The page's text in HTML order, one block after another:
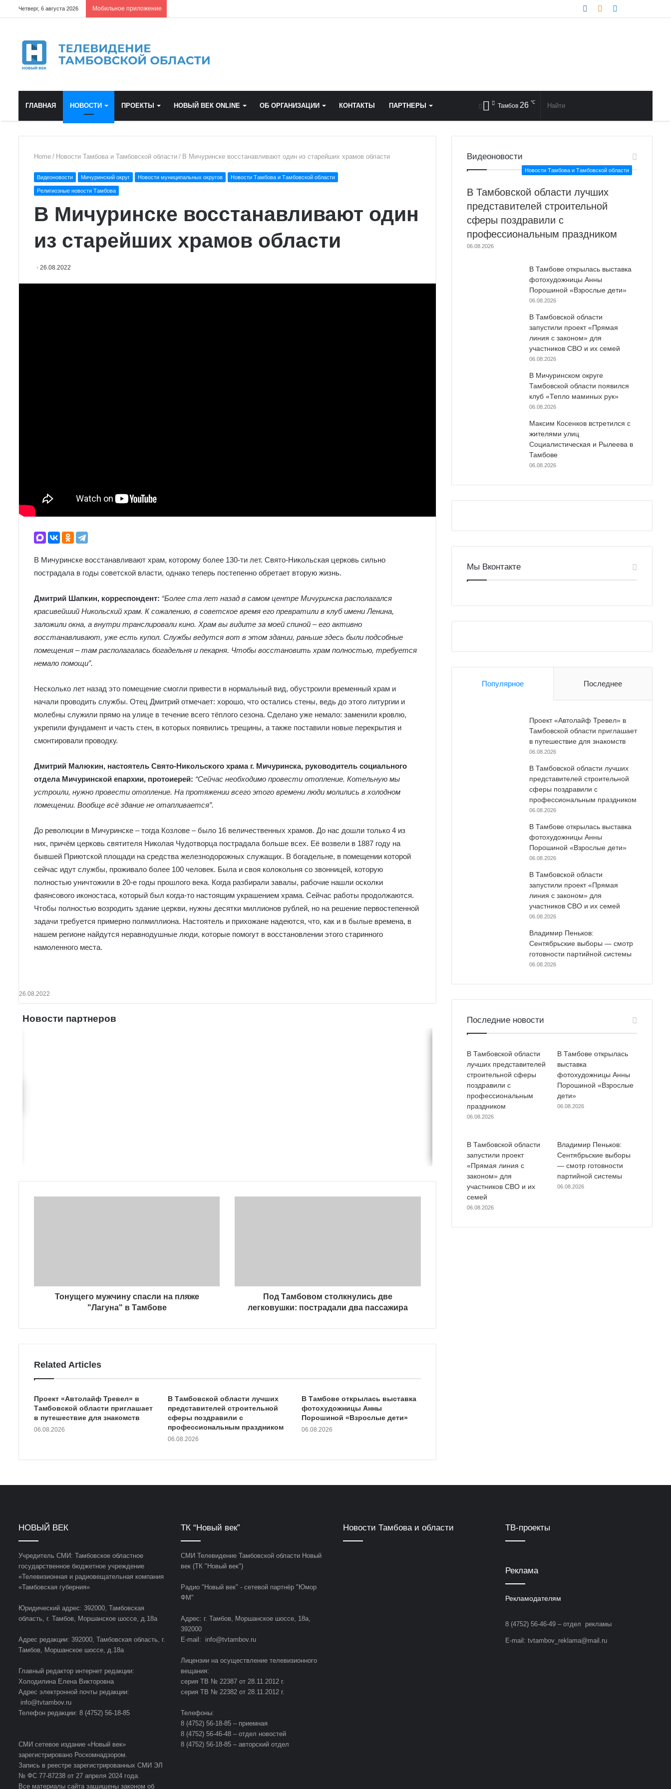
Четверг, 6 августа 2026 Мобильное приложение
ГЛАВНАЯ НОВОСТИ ПРОЕКТЫ НОВЫЙ ВЕК ONLINE ОБ ОРГАНИЗАЦИИ КОНТАКТЫ ПАРТНЕРЫ Тамбов 26 ℃
Home / Новости Тамбова и Тамбовской области / В Мичуринске восстанавливают один из старейших храмов области
Видеоновости Мичуринский округ Новости муниципальных округов Новости Тамбова и Тамбовской области
Религиозные новости Тамбова
В Мичуринске восстанавливают один
из старейших храмов области
26.08.2022
В Мичуринске восстанавливают храм, которому более 130-ти лет. Свято-Никольская церковь сильно
пострадала в годы советской власти, однако теперь постепенно обретает вторую жизнь.
Дмитрий Шапкин, корреспондент: “Более ста лет назад в самом центре Мичуринска располагался
красивейший Никольский храм. К сожалению, в советское время его превратили в клуб имени Ленина,
заложили окна, а внутри транслировали кино. Храм вы видите за моей спиной – его активно
восстанавливают, уже есть купол. Службы ведутся вот в этом здании, раньше здесь были подсобные
помещения – там располагалась богадельня и пекарня. Чтобы восстановить храм полностью, требуется
немало помощи”.
Несколько лет назад это помещение смогли привести в нормальный вид, обустроили временный храм и
начали проводить службы. Отец Дмитрий отмечает: хорошо, что остались стены, ведь до этого литургии и
молебны служили прямо на улице в течение всего тёплого сезона. Сделано уже немало: заменили кровлю,
укрепили фундамент и часть стен, в которых появились трещины, а также поставили новые перекрытия и
смонтировали проводку.
Дмитрий Малюкин, настоятель Свято-Никольского храма г. Мичуринска, руководитель социального
отдела Мичуринской епархии, протоиерей: “Сейчас необходимо провести отопление. Котельную мы
устроили, нужно провести отопление. На протяжении всего этого времени люди молились в холодном
помещении. Вообще всё здание не отапливается”.
До революции в Мичуринске – тогда Козлове – было 16 величественных храмов. До нас дошли только 4 из
них, причём церковь святителя Николая Чудотворца пострадала больше всех. Её возвели в 1887 году на
бывшей Приютской площади на средства железнодорожных служащих. В богадельне, в помещении которой
сейчас идут службы, проживало более 100 человек. Была и своя колокольня со звонницей, которую
полностью уничтожили в 20-е годы прошлого века. Когда разбирали завалы, рабочие нашли осколки
фаянсового иконостаса, который был когда-то настоящим украшением храма. Сейчас работы продолжаются.
Чтобы полностью возродить здание церкви, нужны десятки миллионов рублей, но на решение первостепенной
задачи требуется примерно полмиллиона. Настоятель и прихожане надеются, что, как и в былые времена, в
нашем регионе найдутся неравнодушные люди, которые помогут в восстановлении этого старинного
намоленного места.
26.08.2022
Новости партнеров
Тонущего мужчину спасли на пляже
"Лагуна" в Тамбове
Под Тамбовом столкнулись две
легковушки: пострадали два пассажира
Related Articles
Проект «Автолайф Тревел» в
Тамбовской области приглашает
в путешествие для знакомств
06.08.2026
В Тамбовской области лучших
представителей строительной
сферы поздравили с
профессиональным праздником
06.08.2026
В Тамбове открылась выставка
фотохудожницы Анны
Порошиной «Взрослые дети»
06.08.2026
Видеоновости
Новости Тамбова и Тамбовской области
В Тамбовской области лучших
представителей строительной
сферы поздравили с
профессиональным праздником
06.08.2026
В Тамбове открылась выставка
фотохудожницы Анны
Порошиной «Взрослые дети»
06.08.2026
В Тамбовской области
запустили проект «Прямая
линия с законом» для
участников СВО и их семей
06.08.2026
В Мичуринском округе
Тамбовской области появился
клуб «Тепло маминых рук»
06.08.2026
Максим Косенков встретился с
жителями улиц
Социалистическая и Рылеева в
Тамбове
06.08.2026
Мы Вконтакте
Популярное Последнее
Проект «Автолайф Тревел» в
Тамбовской области приглашает
в путешествие для знакомств
06.08.2026
В Тамбовской области лучших
представителей строительной
сферы поздравили с
профессиональным праздником
06.08.2026
В Тамбове открылась выставка
фотохудожницы Анны
Порошиной «Взрослые дети»
06.08.2026
В Тамбовской области
запустили проект «Прямая
линия с законом» для
участников СВО и их семей
06.08.2026
Владимир Пеньков:
Сентябрьские выборы — смотр
готовности партийной системы
06.08.2026
Последние новости
В Тамбовской области
лучших представителей
строительной сферы
поздравили с
профессиональным
праздником
06.08.2026
В Тамбове открылась
выставка
фотохудожницы Анны
Порошиной «Взрослые
дети»
06.08.2026
В Тамбовской области
запустили проект
«Прямая линия с
законом» для
участников СВО и их
семей
06.08.2026
Владимир Пеньков:
Сентябрьские выборы
— смотр готовности
партийной системы
06.08.2026
НОВЫЙ ВЕК
Учредитель СМИ: Тамбовское областное
государственное бюджетное учреждение
«Телевизионная и радиовещательная компания
«Тамбовская губерния»
Юридический адрес: 392000, Тамбовская
область, г. Тамбов, Моршанское шоссе, д.18а
Адрес редакции: 392000, Тамбовская область, г.
Тамбов, Моршанское шоссе, д.18а
Главный редактор интернет редакции:
Холодилина Елена Викторовна
Адрес электронной почты редакции:
info@tvtambov.ru
Телефон редакции: 8 (4752) 56-18-85
СМИ сетевое издание «Новый век»
зарегистрировано Роскомнадзором.
Запись в реестре зарегистрированных СМИ ЭЛ
№ ФС 77-87238 от 27 апреля 2024 года.
Все материалы сайта защищены законом об
ТК “Новый век”
СМИ Телевидение Тамбовской области Новый
век (ТК "Новый век")
Радио "Новый век" - сетевой партнёр "Юмор
ФМ"
Адрес: г. Тамбов, Моршанское шоссе, 18а,
392000
E-mail: info@tvtambov.ru
Лицензии на осуществление телевизионного
вещания:
серия ТВ № 22387 от 28.11.2012 г.
серия ТВ № 22382 от 28.11.2012 г.
Телефоны:
8 (4752) 56-18-85 – приемная
8 (4752) 56-46-48 – отдел новостей
8 (4752) 56-18-85 – авторский отдел
Новости Тамбова и области ТВ-проекты
Реклама
Рекламодателям
8 (4752) 56-46-49 – отдел рекламы
E-mail: tvtambov_reklama@mail.ru